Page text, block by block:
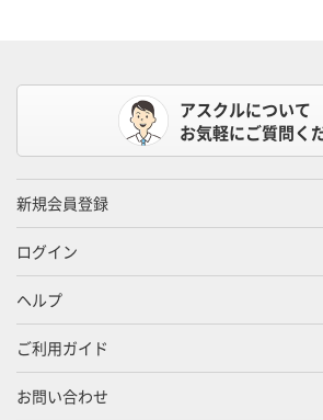
アスクルについて
お気軽にご質問く
新規会員登録
ログイン
ヘルプ
ご利用ガイド
お問い合わせ